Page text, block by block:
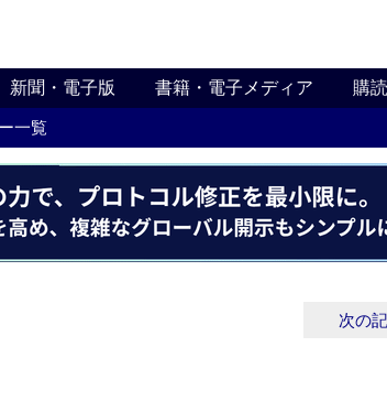
新聞・電子版 書籍・電子メディア 購
一覧
次の